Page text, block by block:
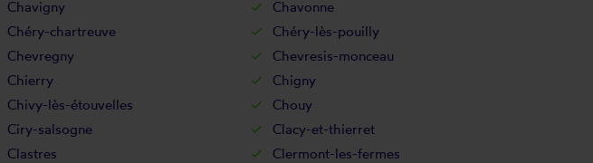
Chavigny
Chavonne
Chéry-chartreuve
Chéry-lès-pouilly
Chevregny
Chevresis-monceau
Chierry
Chigny
Chivy-lès-étouvelles
Chouy
Ciry-salsogne
Clacy-et-thierret
Clastres
Clermont-les-fermes